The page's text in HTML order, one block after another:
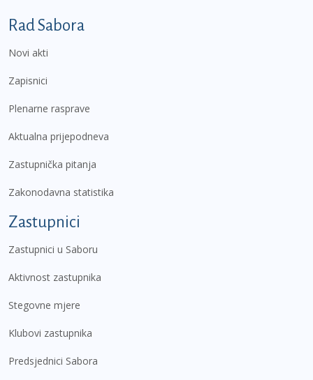
Podnožje prvi izbornik
Rad Sabora
Novi akti
Zapisnici
Plenarne rasprave
Aktualna prijepodneva
Zastupnička pitanja
Zakonodavna statistika
Zastupnici
Zastupnici u Saboru
Aktivnost zastupnika
Stegovne mjere
Klubovi zastupnika
Predsjednici Sabora